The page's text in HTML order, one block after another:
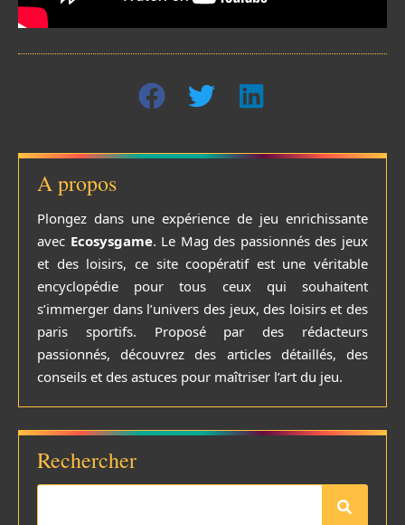
A propos
Plongez dans une expérience de jeu enrichissante
avec Ecosysgame. Le Mag des passionnés des jeux
et des loisirs, ce site coopératif est une véritable
encyclopédie pour tous ceux qui souhaitent
s’immerger dans l’univers des jeux, des loisirs et des
paris sportifs. Proposé par des rédacteurs
passionnés, découvrez des articles détaillés, des
conseils et des astuces pour maîtriser l’art du jeu.
Rechercher